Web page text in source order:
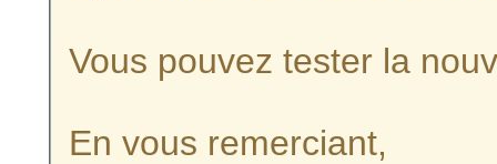
Vous pouvez tester la
En vous remerciant,